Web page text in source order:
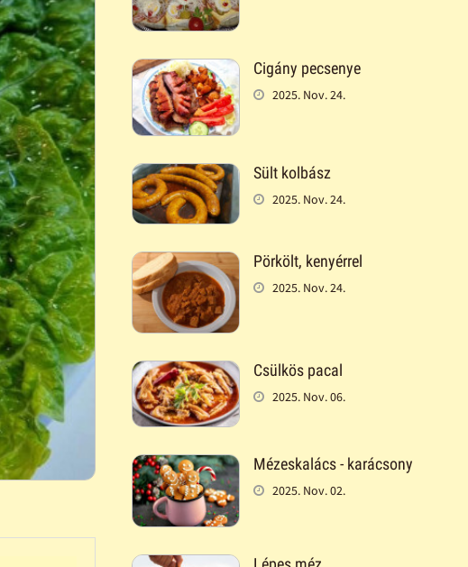
Cigány pecsenye
2025. Nov. 24.
Sült kolbász
2025. Nov. 24.
Pörkölt, kenyérrel
2025. Nov. 24.
Csülkös pacal
2025. Nov. 06.
Mézeskalács - karácsony
2025. Nov. 02.